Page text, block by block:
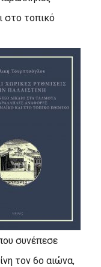
στο τοπικό
συνέπεσε
τον 6ο αιώνα,